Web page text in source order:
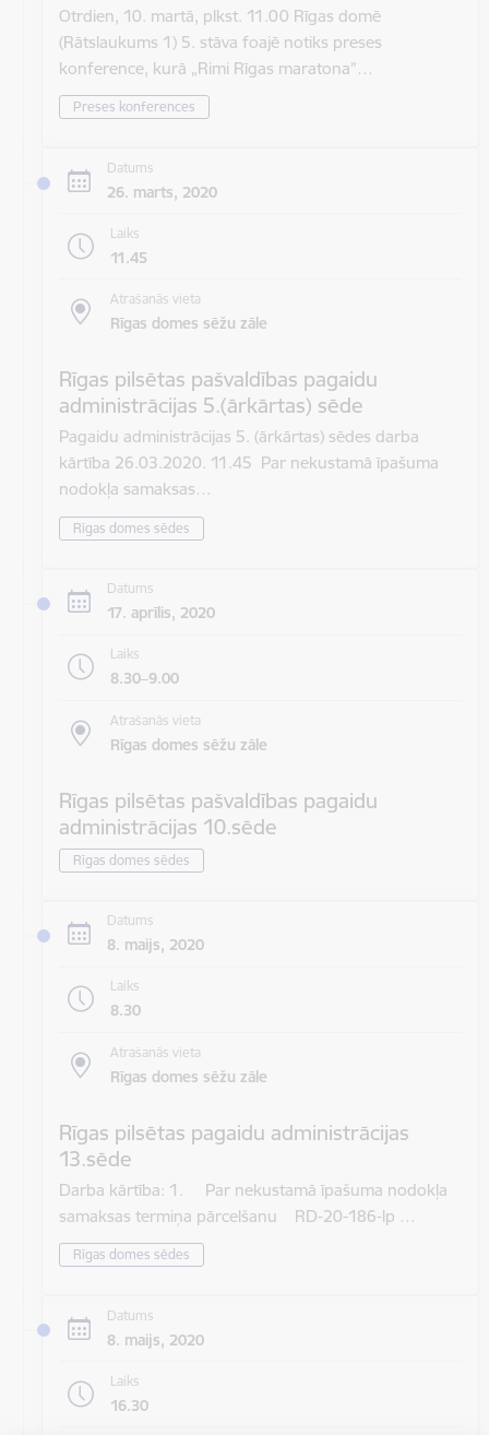
Otrdien, 10. martā, plkst. 11.00 Rīgas domē
(Rātslaukums 1) 5. stāva foajē notiks preses
konference, kurā „Rimi Rīgas maratona”…
Preses konferences
Datums
26. marts, 2020
Laiks
11.45
Atrašanās vieta
Rīgas domes sēžu zāle
Rīgas pilsētas pašvaldības pagaidu
administrācijas 5.(ārkārtas) sēde
Pagaidu administrācijas 5. (ārkārtas) sēdes darba
kārtība 26.03.2020. 11.45 Par nekustamā īpašuma
nodokļa samaksas…
Rīgas domes sēdes
Datums
17. aprīlis, 2020
Laiks
8.30–9.00
Atrašanās vieta
Rīgas domes sēžu zāle
Rīgas pilsētas pašvaldības pagaidu
administrācijas 10.sēde
Rīgas domes sēdes
Datums
8. maijs, 2020
Laiks
8.30
Atrašanās vieta
Rīgas domes sēžu zāle
Rīgas pilsētas pagaidu administrācijas
13.sēde
Darba kārtība: 1. Par nekustamā īpašuma nodokļa
samaksas termiņa pārcelšanu RD-20-186-lp …
Rīgas domes sēdes
Datums
8. maijs, 2020
Laiks
16.30